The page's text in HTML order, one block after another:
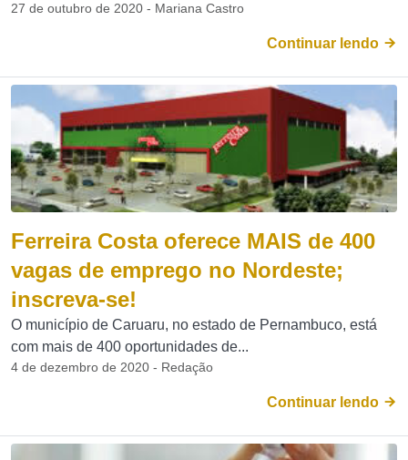
27 de outubro de 2020 - Mariana Castro
Continuar lendo
Ferreira Costa oferece MAIS de 400
vagas de emprego no Nordeste;
inscreva-se!
O município de Caruaru, no estado de Pernambuco, está
com mais de 400 oportunidades de...
4 de dezembro de 2020 - Redação
Continuar lendo